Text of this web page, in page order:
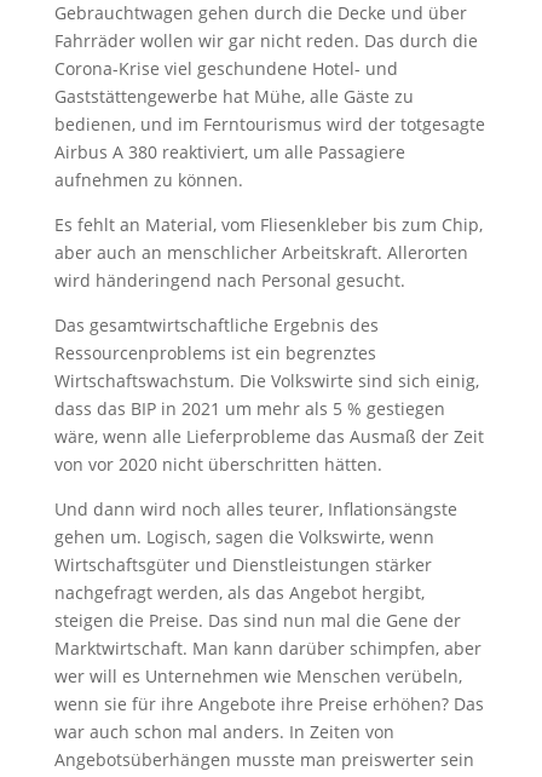
Gebrauchtwagen gehen durch die Decke und über
Fahrräder wollen wir gar nicht reden. Das durch die
Corona-Krise viel geschundene Hotel- und
Gaststättengewerbe hat Mühe, alle Gäste zu
bedienen, und im Ferntourismus wird der totgesagte
Airbus A 380 reaktiviert, um alle Passagiere
aufnehmen zu können.
Es fehlt an Material, vom Fliesenkleber bis zum Chip,
aber auch an menschlicher Arbeitskraft. Allerorten
wird händeringend nach Personal gesucht.
Das gesamtwirtschaftliche Ergebnis des
Ressourcenproblems ist ein begrenztes
Wirtschaftswachstum. Die Volkswirte sind sich einig,
dass das BIP in 2021 um mehr als 5 % gestiegen
wäre, wenn alle Lieferprobleme das Ausmaß der Zeit
von vor 2020 nicht überschritten hätten.
Und dann wird noch alles teurer, Inflationsängste
gehen um. Logisch, sagen die Volkswirte, wenn
Wirtschaftsgüter und Dienstleistungen stärker
nachgefragt werden, als das Angebot hergibt,
steigen die Preise. Das sind nun mal die Gene der
Marktwirtschaft. Man kann darüber schimpfen, aber
wer will es Unternehmen wie Menschen verübeln,
wenn sie für ihre Angebote ihre Preise erhöhen? Das
war auch schon mal anders. In Zeiten von
Angebotsüberhängen musste man preiswerter sein